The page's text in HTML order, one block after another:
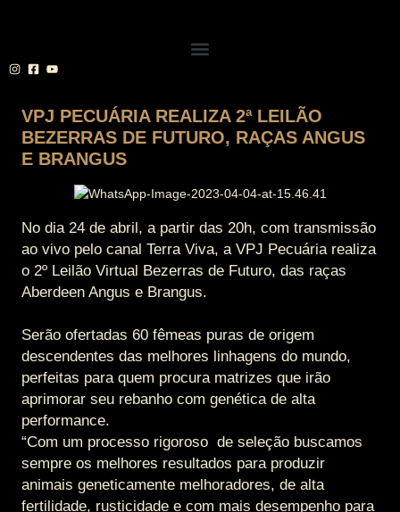
VPJ PECUÁRIA REALIZA 2ª LEILÃO
BEZERRAS DE FUTURO, RAÇAS ANGUS
E BRANGUS
No dia 24 de abril, a partir das 20h, com transmissão
ao vivo pelo canal Terra Viva, a VPJ Pecuária realiza
o 2º Leilão Virtual Bezerras de Futuro, das raças
Aberdeen Angus e Brangus.
Serão ofertadas 60 fêmeas puras de origem
descendentes das melhores linhagens do mundo,
perfeitas para quem procura matrizes que irão
aprimorar seu rebanho com genética de alta
performance.
“Com um processo rigoroso de seleção buscamos
sempre os melhores resultados para produzir
animais geneticamente melhoradores, de alta
fertilidade, rusticidade e com mais desempenho para